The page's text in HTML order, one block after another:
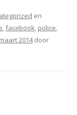
en
,facebook, police,
2014door